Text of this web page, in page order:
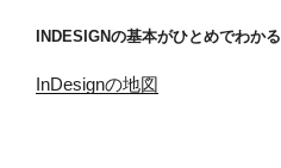
INDESIGNの基本がひとめでわかる
InDesignの地図